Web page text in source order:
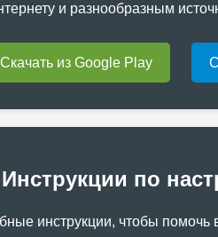
и разнообразным
Скачать из Google Play
Инструкции по
инструкции, чтобы